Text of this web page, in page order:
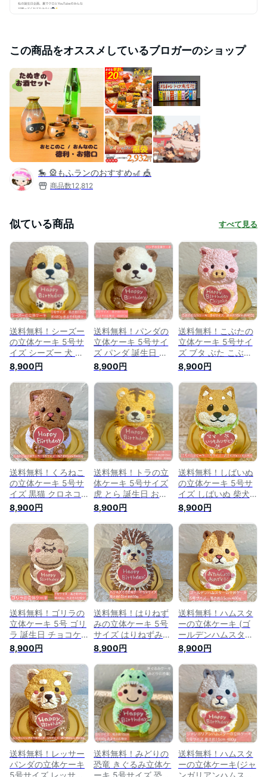
この商品をオススメしているブロガーのショップ
🎠 🎡もふランのおすすめ🎢 🎪
商品数12,812
似ている商品 すべて見る
送料無料！シーズー
の立体ケーキ 5号サ
イズ シーズー 犬 誕
生日 お祝い 記念日
動物ケーキ 3Dケー
キ 立体ケーキ セン
イルケーキ 誕生日ケ
ーキ サプライズ 犬
ケーキ 可愛い ケー
キ かわいい 子供 ケ
ーキ こども プレゼ
ント キャラクター
バースデー 推し活
子ども ペット
8,900円
送料無料！パンダの
立体ケーキ 5号サイ
ズ パンダ 誕生日 お
祝い 記念日 動物ケ
ーキ 3Dケーキ 立体
ケーキ センイルケー
キ 誕生日ケーキ パ
ンダケーキ 推し活
子供 ケーキ こども
可愛い かわいい ぬ
いぐるみ 人気 プレ
ゼント 子ども バー
スデー キャラクター
8,900円
送料無料！こぶたの
立体ケーキ 5号サイ
ズ ブタ ぶた こぶた
子ブタ 誕生日 お祝
い 記念日 動物ケー
キ 送別 立体ケーキ
センイルケーキ 誕生
日ケーキ サプライズ
こぶたケーキ ケーキ
可愛い かわいい 人
気 子ども 子供 こど
も バースデー キャ
ラクター 推し活
8,900円
送料無料！くろねこ
の立体ケーキ 5号サ
イズ 黒猫 クロネコ
くろねこ ねこ 猫 ネ
コ 誕生日 記念日 ガ
ナッシュ 動物ケーキ
3Dケーキ 立体ケー
キ センイルケーキ
ドンムルケーキ 誕生
日ケーキ サプライズ
ねこケーキ かわいい
ケーキ 人気 可愛い
子供 こども バース
デー
8,900円
送料無料！トラの立
体ケーキ 5号サイズ
虎 とら 誕生日 お祝
い 記念日 ケーキ 可
愛い かわいい 子供
子ども 動物ケーキ
3Dケーキ 立体ケー
キ センイルケーキ
推し活 バースデー
プレゼント ドンムル
ケーキ 誕生日ケーキ
サプライズ 人気 こ
ども
8,900円
送料無料！しばいぬ
の立体ケーキ 5号サ
イズ しばいぬ 柴犬
犬 誕生日 お祝い 記
念日 動物ケーキ 3D
ケーキ 立体ケーキ
センイルケーキ 誕生
日ケーキ サプライズ
犬ケーキ ケーキ 可
愛い 送別 かわいい
人気 びっくり 子ど
も 子供 こども キャ
ラクター バースデー
8,900円
送料無料！ゴリラの
立体ケーキ 5号 ゴリ
ラ 誕生日 チョコケ
ーキ 子供 彼氏 お父
さん 男の子 動物ケ
ーキ チョコ 立体ケ
ーキ センイルケーキ
誕生日ケーキ 推し活
キャラクター サプラ
イズ ゴリラケーキ
バースデー ケーキ
人気 かわいい 可愛
い プレゼント こど
も 子ども
8,900円
送料無料！はりねず
みの立体ケーキ 5号
サイズ はりねずみ
ハリネズミ 誕生日
お祝い 記念日 ガナ
ッシュ 動物ケーキ
3Dケーキ 立体ケー
キ センイルケーキ
誕生日ケーキ サプラ
イズ はりねずみケー
キ バースデー ケー
キ 人気 かわいい 可
愛い バレンタイン
8,900円
送料無料！ハムスタ
ーの立体ケーキ (ゴ
ールデンハムスタ
ー）5号サイズ ハム
スター はむすたー
誕生日 お祝い 記念
日 動物ケーキ 3Dケ
ーキ 立体ケーキ セ
ンイルケーキ 誕生日
ケーキ サプライズ
ハムスターケーキ 可
愛い ケーキ かわい
い 子供 ケーキ こど
も 子ども ペット
8,900円
送料無料！レッサー
パンダの立体ケーキ
送料無料！みどりの
恐竜 きぐるみ立体ケ
送料無料！ハムスタ
ーの立体ケーキ(ジャ